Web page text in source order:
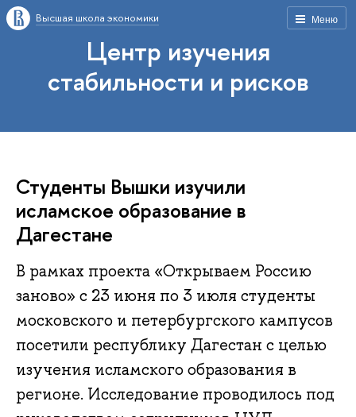
Меню
Высшая школа экономики
Центр изучения
стабильности и рисков
Студенты Вышки изучили
исламское образование в
Дагестане
В рамках проекта «Открываем Россию
заново» с 23 июня по 3 июля студенты
московского и петербургского кампусов
посетили республику Дагестан с целью
изучения исламского образования в
регионе. Исследование проводилось под